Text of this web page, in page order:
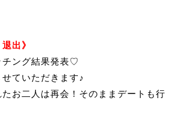
出》
チング結果発表♡
ていただきます♪
お二人は再会！そのままデートも行